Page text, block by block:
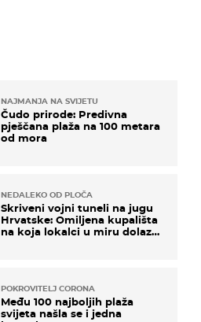
NAJMANJA NA SVIJETU
Čudo prirode: Predivna
pješčana plaža na 100 metara
od mora
NEDALEKO OD PLOČA
Skriveni vojni tuneli na jugu
Hrvatske: Omiljena kupališta
na koja lokalci u miru dolaze
POKROVITELJ CORONA
Među 100 najboljih plaža
svijeta našla se i jedna